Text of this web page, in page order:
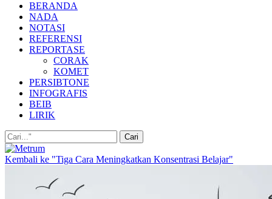
BERANDA
NADA
NOTASI
REFERENSI
REPORTASE
CORAK
KOMET
PERSIBTONE
INFOGRAFIS
BEIB
LIRIK
Kembali ke "Tiga Cara Meningkatkan Konsentrasi Belajar"